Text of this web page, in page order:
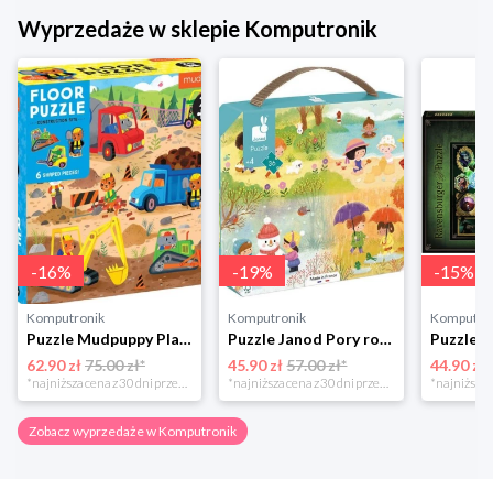
Wyprzedaże w sklepie Komputronik
-16%
Komputronik
Puzzle Mudpuppy Plac Budowy 25 el.
62.90 zł75.00 zł*
*najniższa cena z 30 dni przed obniżką
-19%
Komputronik
Puzzle Janod Pory roku w walizce 36 elementów
45.90 zł 57.00 zł*
*najniższa cena z 30 dni przed obniżką
-15%
44.90 zł
Zobacz wyprzedaże w Komputronik